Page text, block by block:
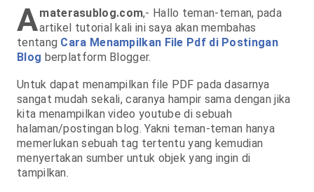
Amaterasublog.com,- Hallo teman-teman, pada
artikel tutorial kali ini saya akan membahas
tentang Cara Menampilkan File Pdf di Postingan
Blog berplatform Blogger.
Untuk dapat menampilkan file PDF pada dasarnya
sangat mudah sekali, caranya hampir sama dengan jika
kita menampilkan video youtube di sebuah
halaman/postingan blog. Yakni teman-teman hanya
memerlukan sebuah tag tertentu yang kemudian
menyertakan sumber untuk objek yang ingin di
tampilkan.